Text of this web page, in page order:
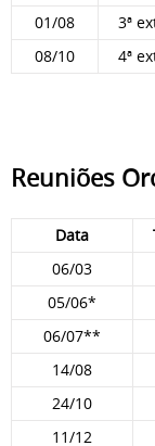
01/08
3ª
08/10
4ª
Reuniões
Data
06/03
05/06*
06/07**
14/08
24/10
11/12